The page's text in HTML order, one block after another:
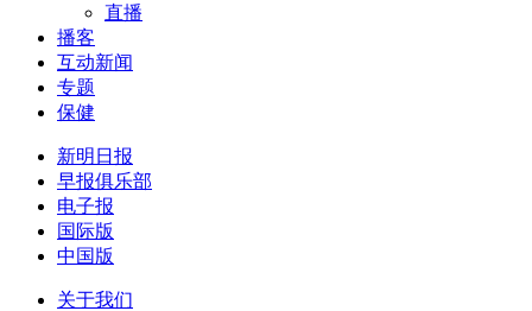
直播
播客
互动新闻
专题
保健
新明日报
早报俱乐部
电子报
国际版
中国版
关于我们